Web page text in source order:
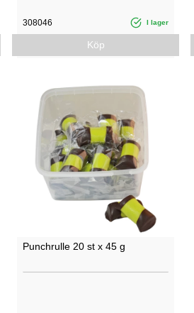
308046 I lager
Köp
Punchrulle 20 st x 45 g